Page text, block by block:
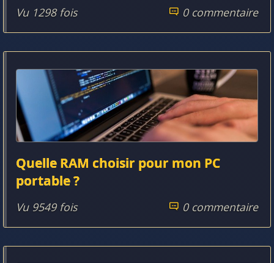
Vu 1298 fois 0 commentaire
Quelle RAM choisir pour mon PC
portable ?
Vu 9549 fois 0 commentaire